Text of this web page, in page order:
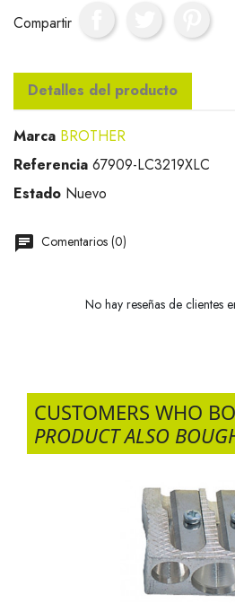
Compartir
Detalles del producto
Marca BROTHER
Referencia 67909-LC3219XLC
Estado Nuevo
Comentarios (0)
No hay reseñas de clientes
CUSTOMERS WHO
PRODUCT ALSO